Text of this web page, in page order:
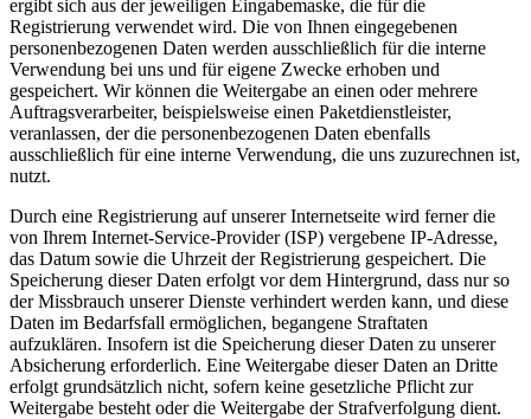
ergibt sich aus der jeweiligen Eingabemaske, die für die
Registrierung verwendet wird. Die von Ihnen eingegebenen
personenbezogenen Daten werden ausschließlich für die interne
Verwendung bei uns und für eigene Zwecke erhoben und
gespeichert. Wir können die Weitergabe an einen oder mehrere
Auftragsverarbeiter, beispielsweise einen Paketdienstleister,
veranlassen, der die personenbezogenen Daten ebenfalls
ausschließlich für eine interne Verwendung, die uns zuzurechnen ist,
nutzt.
Durch eine Registrierung auf unserer Internetseite wird ferner die
von Ihrem Internet-Service-Provider (ISP) vergebene IP-Adresse,
das Datum sowie die Uhrzeit der Registrierung gespeichert. Die
Speicherung dieser Daten erfolgt vor dem Hintergrund, dass nur so
der Missbrauch unserer Dienste verhindert werden kann, und diese
Daten im Bedarfsfall ermöglichen, begangene Straftaten
aufzuklären. Insofern ist die Speicherung dieser Daten zu unserer
Absicherung erforderlich. Eine Weitergabe dieser Daten an Dritte
erfolgt grundsätzlich nicht, sofern keine gesetzliche Pflicht zur
Weitergabe besteht oder die Weitergabe der Strafverfolgung dient.